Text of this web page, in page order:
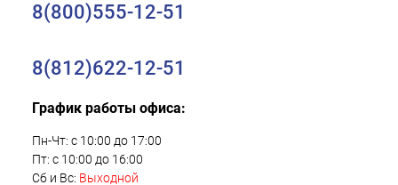
8(800)555-12-51
8(812)622-12-51
График работы офиса:
Пн-Чт: с 10:00 до 17:00
Пт: с 10:00 до 16:00
Сб и Вс: Выходной